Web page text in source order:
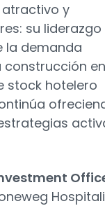
y
su liderazgo
la demanda
en
stock hotelero